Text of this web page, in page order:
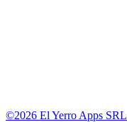
©2026 El Yerro Apps SRL